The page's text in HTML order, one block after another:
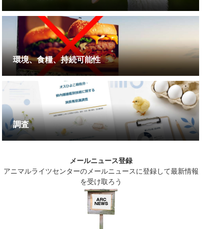
環境、食糧、持続可能性
調査
メールニュース登録
アニマルライツセンターのメールニュースに登録して最新情報
を受け取ろう